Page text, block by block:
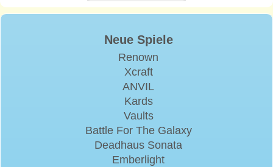
Neue Spiele
Renown
Xcraft
ANVIL
Kards
Vaults
Battle For The Galaxy
Deadhaus Sonata
Emberlight